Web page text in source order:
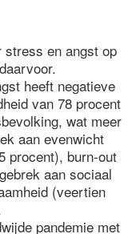
stress en angst op
heeft negatieve
van 78 procent
wat meer
aan evenwicht
procent), burn-out
aan sociaal
(veertien
pandemie met